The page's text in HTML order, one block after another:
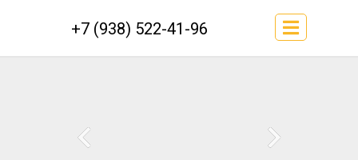
+7 (938) 522-41-96